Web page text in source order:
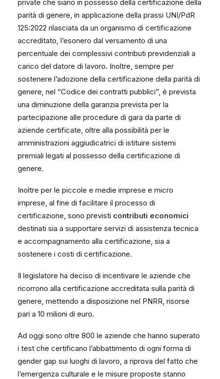
private che siano in possesso della certificazione della
parità di genere, in applicazione della prassi UNI/PdR
125:2022 rilasciata da un organismo di certificazione
accreditato, l’esonero dal versamento di una
percentuale dei complessivi contributi previdenziali a
carico del datore di lavoro. Inoltre, sempre per
sostenere l’adozione della certificazione della parità di
genere, nel “Codice dei contratti pubblici”, è prevista
una diminuzione della garanzia prevista per la
partecipazione alle procedure di gara da parte di
aziende certificate, oltre alla possibilità per le
amministrazioni aggiudicatrici di istituire sistemi
premiali legati al possesso della certificazione di
genere.
Inoltre per le piccole e medie imprese e micro
imprese, al fine di facilitare il processo di
certificazione, sono previsti contributi economici
destinati sia a supportare servizi di assistenza tecnica
e accompagnamento alla certificazione, sia a
sostenere i costi di certificazione.
Il legislatore ha deciso di incentivare le aziende che
ricorrono alla certificazione accreditata sulla parità di
genere, mettendo a disposizione nel PNRR, risorse
pari a 10 milioni di euro.
Ad oggi sono oltre 800 le aziende che hanno superato
i test che certificano l’abbattimento di ogni forma di
gender gap sui luoghi di lavoro, a riprova del fatto che
l’emergenza culturale e le misure proposte stanno